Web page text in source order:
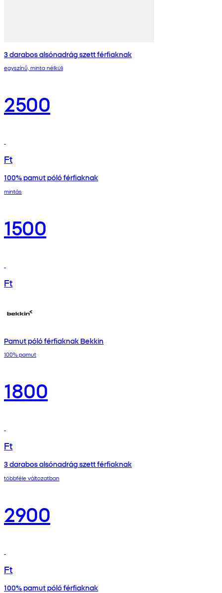
3 darabos alsónadrág szett férfiaknak
egyszínű, minta nélküli
2500
Ft
100% pamut póló férfiaknak
mintás
1500
Ft
Pamut póló férfiaknak Bekkin
100% pamut
1800
Ft
3 darabos alsónadrág szett férfiaknak
többféle változatban
2900
Ft
100% pamut póló férfiaknak